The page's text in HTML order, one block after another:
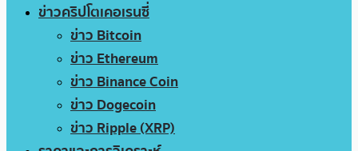
ข่าวคริปโตเคอเรนซี่
ข่าว Bitcoin
ข่าว Ethereum
ข่าว Binance Coin
ข่าว Dogecoin
ข่าว Ripple (XRP)